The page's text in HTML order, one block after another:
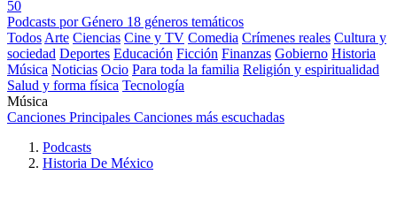
50
Podcasts por Género 18 géneros temáticos
Todos Arte Ciencias Cine y TV Comedia Crímenes reales Cultura y
sociedad Deportes Educación Ficción Finanzas Gobierno Historia
Música Noticias Ocio Para toda la familia Religión y espiritualidad
Salud y forma física Tecnología
Música
Canciones Principales Canciones más escuchadas
Podcasts
Historia De México